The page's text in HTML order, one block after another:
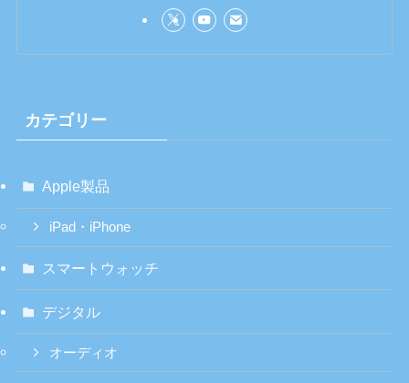
カテゴリー
Apple製品
iPad・iPhone
スマートウォッチ
デジタル
オーディオ